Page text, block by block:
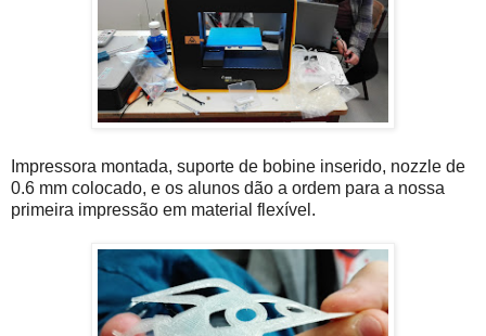
Impressora montada, suporte de bobine inserido, nozzle de
0.6 mm colocado, e os alunos dão a ordem para a nossa
primeira impressão em material flexível.